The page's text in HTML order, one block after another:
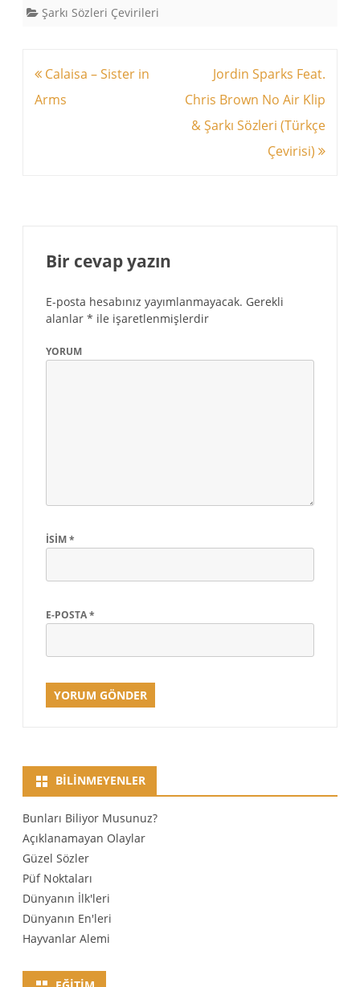
Şarkı Sözleri Çevirileri
Yazı
dolaşımı
Calaisa – Sister in
Arms
Jordin Sparks Feat.
Chris Brown No Air Klip
& Şarkı Sözleri (Türkçe
Çevirisi)
Bir cevap yazın
E-posta hesabınız yayımlanmayacak. Gerekli
alanlar * ile işaretlenmişlerdir
YORUM
İSIM*
E-POSTA*
BILINMEYENLER
Bunları Biliyor Musunuz?
Açıklanamayan Olaylar
Güzel Sözler
Püf Noktaları
Dünyanın İlk'leri
Dünyanın En'leri
Hayvanlar Alemi